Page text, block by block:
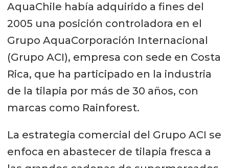
AquaChile había adquirido a fines del
2005 una posición controladora en el
Grupo AquaCorporación Internacional
(Grupo ACI), empresa con sede en Costa
Rica, que ha participado en la industria
de la tilapia por más de 30 años, con
marcas como Rainforest.
La estrategia comercial del Grupo ACI se
enfoca en abastecer de tilapia fresca a